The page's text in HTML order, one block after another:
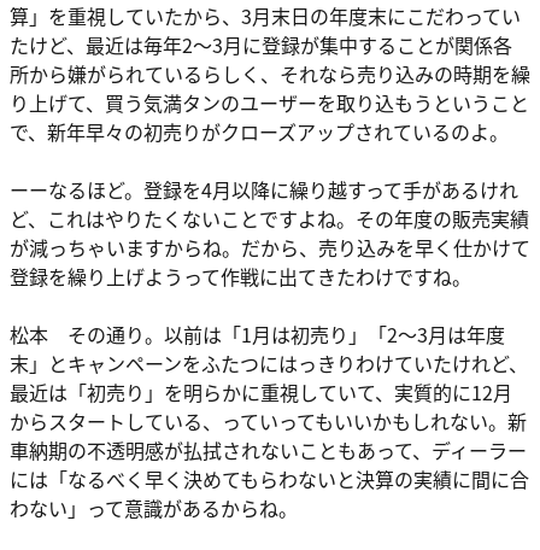
算」を重視していたから、3月末日の年度末にこだわってい
たけど、最近は毎年2～3月に登録が集中することが関係各
所から嫌がられているらしく、それなら売り込みの時期を繰
り上げて、買う気満タンのユーザーを取り込もうということ
で、新年早々の初売りがクローズアップされているのよ。
ーーなるほど。登録を4月以降に繰り越すって手があるけれ
ど、これはやりたくないことですよね。その年度の販売実績
が減っちゃいますからね。だから、売り込みを早く仕かけて
登録を繰り上げようって作戦に出てきたわけですね。
松本 その通り。以前は「1月は初売り」「2～3月は年度
末」とキャンペーンをふたつにはっきりわけていたけれど、
最近は「初売り」を明らかに重視していて、実質的に12月
からスタートしている、っていってもいいかもしれない。新
車納期の不透明感が払拭されないこともあって、ディーラー
には「なるべく早く決めてもらわないと決算の実績に間に合
わない」って意識があるからね。